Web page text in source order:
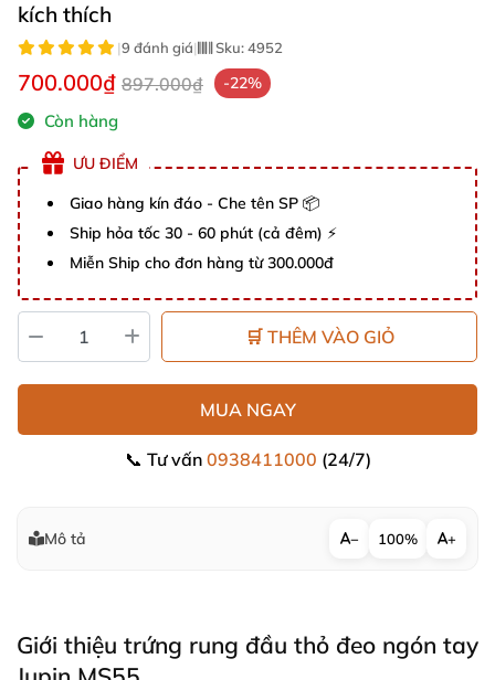
kích thích
|9 đánh giá| Sku:4952
700.000₫ 897.000₫ -22%
Còn hàng
ƯU ĐIỂM
Giao hàng kín đáo - Che tên SP 📦
Ship hỏa tốc 30 - 60 phút (cả đêm) ⚡
Miễn Ship cho đơn hàng từ 300.000đ
🛒 THÊM VÀO GIỎ
MUA NGAY
📞 Tư vấn 0938411000 (24/7)
Mô tả − 100% +
Giới thiệu trứng rung đầu thỏ đeo ngón tay